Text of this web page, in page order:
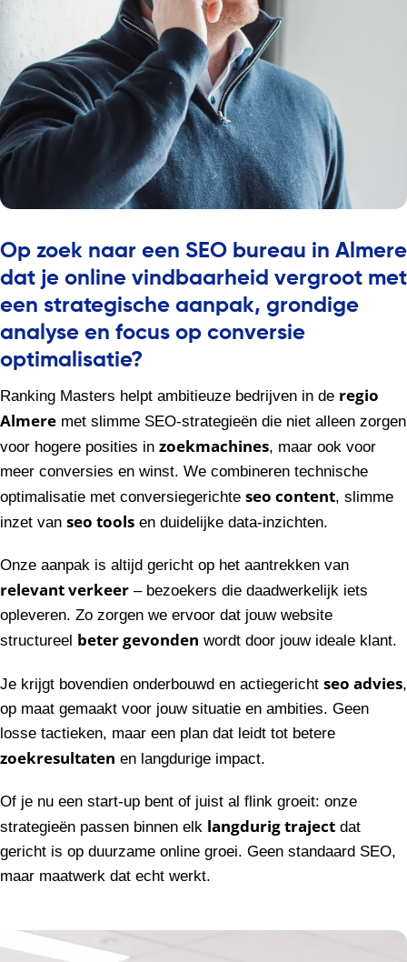
Op zoek naar een SEO bureau in Almere
dat je online vindbaarheid vergroot met
een strategische aanpak, grondige
analyse en focus op conversie
optimalisatie?
Ranking Masters helpt ambitieuze bedrijven in de regio
Almere met slimme SEO-strategieën die niet alleen zorgen
voor hogere posities in zoekmachines, maar ook voor
meer conversies en winst. We combineren technische
optimalisatie met conversiegerichte seo content, slimme
inzet van seo tools en duidelijke data-inzichten.
Onze aanpak is altijd gericht op het aantrekken van
relevant verkeer – bezoekers die daadwerkelijk iets
opleveren. Zo zorgen we ervoor dat jouw website
structureel beter gevonden wordt door jouw ideale klant.
Je krijgt bovendien onderbouwd en actiegericht seo advies,
op maat gemaakt voor jouw situatie en ambities. Geen
losse tactieken, maar een plan dat leidt tot betere
zoekresultaten en langdurige impact.
Of je nu een start-up bent of juist al flink groeit: onze
strategieën passen binnen elk langdurig traject dat
gericht is op duurzame online groei. Geen standaard SEO,
maar maatwerk dat echt werkt.